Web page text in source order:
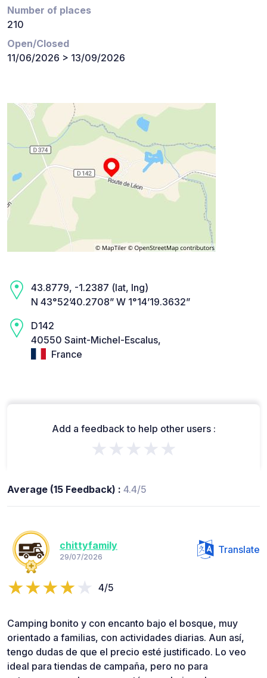
Number of places
210
Open/Closed
11/06/2026 > 13/09/2026
43.8779, -1.2387 (lat, lng)
N 43°52’40.2708” W 1°14’19.3632”
D142
40550 Saint-Michel-Escalus,
France
Add a feedback to help other users :
★★★★★
Average (15 Feedback) : 4.4/5
chittyfamily
29/07/2026
Translate
4/5
Camping bonito y con encanto bajo el bosque, muy
orientado a familias, con actividades diarias. Aun así,
tengo dudas de que el precio esté justificado. Lo veo
ideal para tiendas de campaña, pero no para